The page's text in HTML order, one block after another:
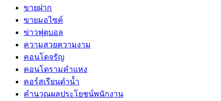
ขายฝาก
ขายมอไซค์
ข่าวฟุตบอล
ความสวยความงาม
คอนโดจรัญ
คอนโดรามคำแหง
คอร์สเรียนดำน้ำ
คำนวณผลประโยชน์พนักงาน